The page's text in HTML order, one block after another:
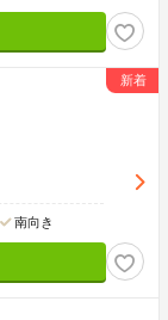
南向き